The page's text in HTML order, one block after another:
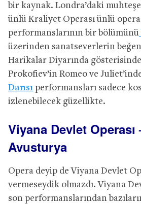
bir kaynak. Londra’daki
ünlü Kraliyet Operası ünlü opera
performanslarının bir bölümünü
üzerinden sanatseverlerin
Harikalar Diyarında
Prokofiev’in Romeo ve
Dansı performansları sadece
izlenebilecek güzellikte.
Viyana Devlet Operası
Avusturya
Opera deyip de Viyana Devlet
vermeseydik olmazdı. Viyana
son performanslarından